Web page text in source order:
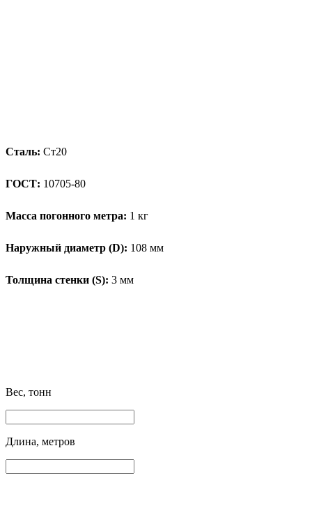
Сталь: Ст20
ГОСТ: 10705-80
Масса погонного метра: 1 кг
Наружный диаметр (D): 108 мм
Толщина стенки (S): 3 мм
Вес, тонн
Длина, метров